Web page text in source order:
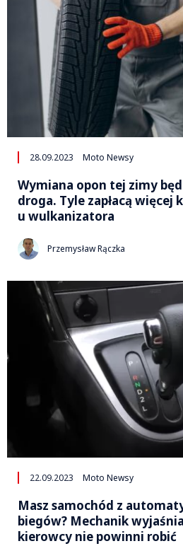
28.09.2023 Moto Newsy
Wymiana opon tej zimy
droga. Tyle zapłacą więcej
u wulkanizatora
Przemysław Rączka
22.09.2023 Moto Newsy
Masz samochód z
biegów? Mechanik
kierowcy nie powinni robić